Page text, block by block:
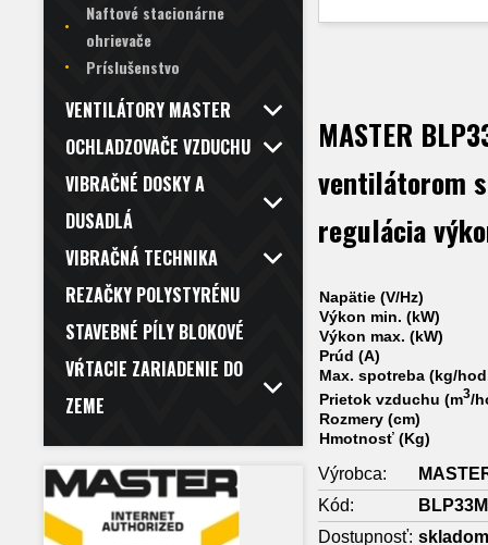
Naftové stacionárne
ohrievače
Príslušenstvo
VENTILÁTORY MASTER
OCHLADZOVAČE VZDUCHU
VIBRAČNÉ DOSKY A
DUSADLÁ
VIBRAČNÁ TECHNIKA
REZAČKY POLYSTYRÉNU
STAVEBNÉ PÍLY BLOKOVÉ
VŔTACIE ZARIADENIE DO
ZEME
MASTER
ventilátorom
regulácia
Napätie (V/Hz)
Výkon min. (kW)
Výkon max. (kW)
Prúd (A)
Max. spotreba (kg/
Prietok vzduchu (m3/
Rozmery (cm)
Hmotnosť (Kg)
Výrobca:
Kód:
BLP33M
Dostupnosť: skladom